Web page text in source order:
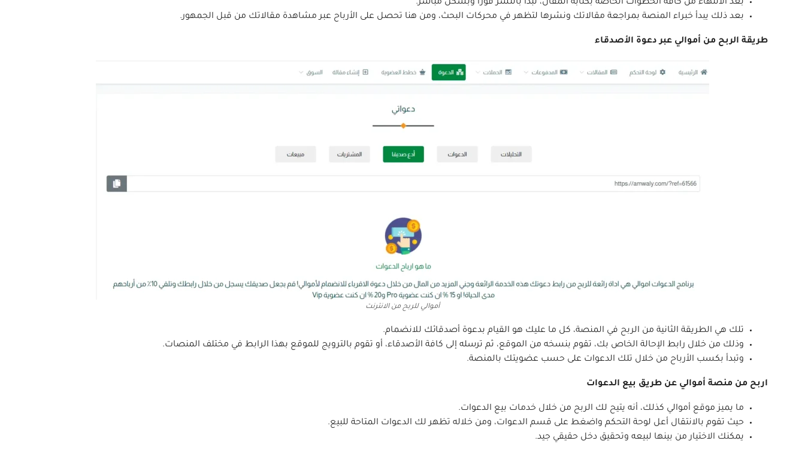
بعد الانتهاء من كافة الخطوات الخاصة بكتابة المقال، تبدأ بالنشر فوراً وبشكل مباشر.
بعد ذلك يبدأ خبراء المنصة بمراجعة مقالاتك ونشرها لتظهر في محركات البحث، ومن هنا تحصل على الأرباح عبر مشاهدة مقالاتك من قبل الجمهور.
طريقة الربح من أموالي عبر دعوة الأصدقاء
أموالي للربح من الانترنت
تلك هي الطريقة الثانية من الربح في المنصة، كل ما عليك هو القيام بدعوة أصدقائك للانضمام.
وذلك من خلال رابط الإحالة الخاص بك، تقوم بنسخه من الموقع، ثم ترسله إلى كافة الأصدقاء، أو تقوم بالترويج للموقع بهذا الرابط في مختلف المنصات.
وتبدأ بكسب الأرباح من خلال تلك الدعوات على حسب عضويتك بالمنصة.
اربح من منصة أموالي عن طريق بيع الدعوات
ما يميز موقع أموالي كذلك، أنه يتيح لك الربح من خلال خدمات بيع الدعوات.
حيث تقوم بالانتقال أعل لوحة التحكم واضغط على قسم الدعوات، ومن خلاله تظهر لك الدعوات المتاحة للبيع.
يمكنك الاختيار من بينها لبيعه وتحقيق دخل حقيقي جيد.